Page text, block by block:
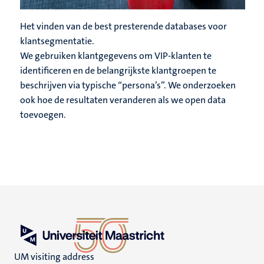
Het vinden van de best presterende databases voor
klantsegmentatie.
We gebruiken klantgegevens om VIP-klanten te
identificeren en de belangrijkste klantgroepen te
beschrijven via typische “persona’s”. We onderzoeken
ook hoe de resultaten veranderen als we open data
toevoegen.
UM visiting address